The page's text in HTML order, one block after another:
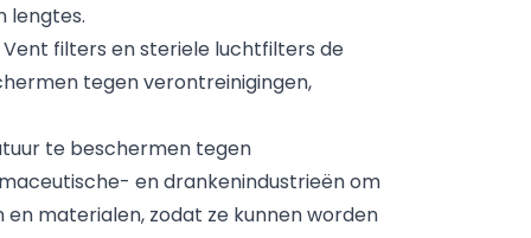
lengtes.
filters en steriele luchtfilters de
tegen verontreinigingen,
te beschermen tegen
en drankenindustrieën om
materialen, zodat ze kunnen worden